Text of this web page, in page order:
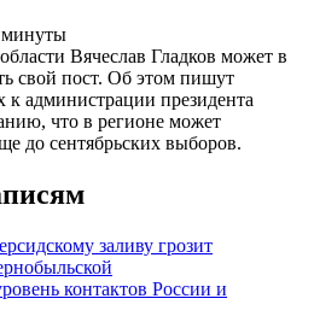
минуты
Вячеслав Гладков может в
свой пост. Об этом пишут
администрации президента
что в регионе может
до сентябрьских выборов.
заливу грозит
контактов России и